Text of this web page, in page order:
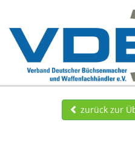
zurück zur